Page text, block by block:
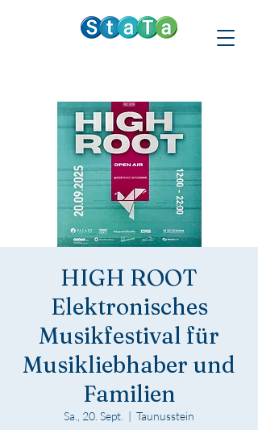
HIGH ROOT
Elektronisches
Musikfestival für
Musikliebhaber und
Familien
Sa., 20. Sept.
  |
Taunusstein